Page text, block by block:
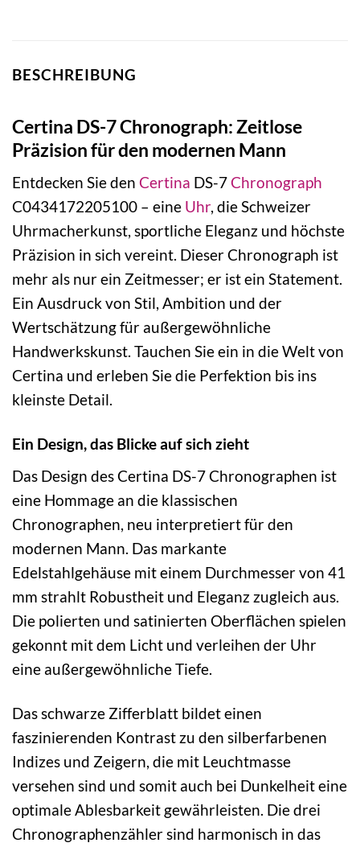
BESCHREIBUNG
Certina DS-7 Chronograph: Zeitlose
Präzision für den modernen Mann
Entdecken Sie den Certina DS-7Chronograph
C0434172205100 – eine Uhr, die Schweizer
Uhrmacherkunst, sportliche Eleganz und höchste
Präzision in sich vereint. Dieser Chronograph ist
mehr als nur ein Zeitmesser; er ist ein Statement.
Ein Ausdruck von Stil, Ambition und der
Wertschätzung für außergewöhnliche
Handwerkskunst. Tauchen Sie ein in die Welt von
Certina und erleben Sie die Perfektion bis ins
kleinste Detail.
Ein Design, das Blicke auf sich zieht
Das Design des Certina DS-7 Chronographen ist
eine Hommage an die klassischen
Chronographen, neu interpretiert für den
modernen Mann. Das markante
Edelstahlgehäuse mit einem Durchmesser von 41
mm strahlt Robustheit und Eleganz zugleich aus.
Die polierten und satinierten Oberflächen spielen
gekonnt mit dem Licht und verleihen der Uhr
eine außergewöhnliche Tiefe.
Das schwarze Zifferblatt bildet einen
faszinierenden Kontrast zu den silberfarbenen
Indizes und Zeigern, die mit Leuchtmasse
versehen sind und somit auch bei Dunkelheit eine
optimale Ablesbarkeit gewährleisten. Die drei
Chronographenzähler sind harmonisch in das